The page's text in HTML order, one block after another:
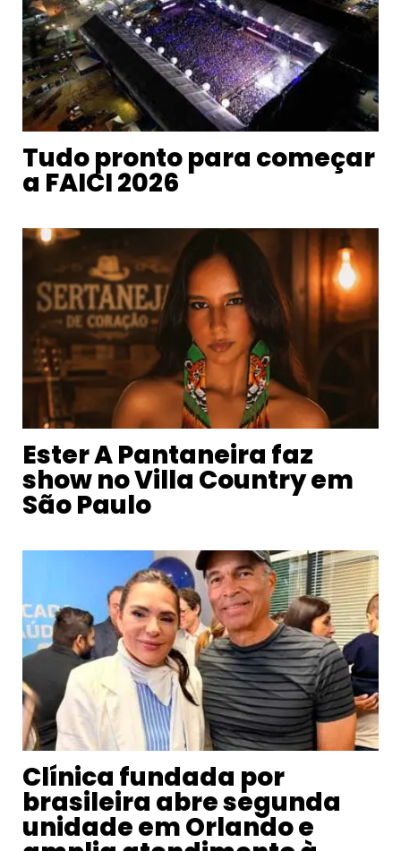
Tudo pronto para começar
a FAICI 2026
Ester A Pantaneira faz
show no Villa Country em
São Paulo
Clínica fundada por
brasileira abre segunda
unidade em Orlando e